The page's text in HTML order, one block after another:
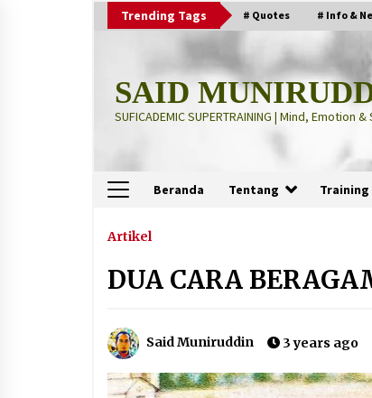
Trending Tags # Quotes # Info &
SAID
SUFICADEMIC SUPERTRAINING | Mind, Emotion
Beranda Tentang Training
Terbaru
“Thuma’ninah”: Cara Agama
“Pohon Kehidupan”: Mati
Hidup
Artikel
DUA CARA
Said Muniruddin 3 years ago